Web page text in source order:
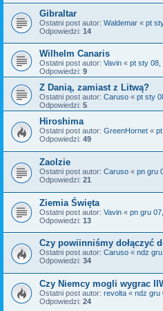
Gibraltar
Ostatni post autor: Waldemar « pt
Odpowiedzi: 14
Wilhelm Canaris
Ostatni post autor: Vavin « pt sty 08,
Odpowiedzi: 9
Z Danią, zamiast z Litwą?
Ostatni post autor: Caruso « pt sty
Odpowiedzi: 5
Hiroshima
Ostatni post autor: GreenHornet «
Odpowiedzi: 49
Zaolzie
Ostatni post autor: Caruso « pn gru
Odpowiedzi: 21
Ziemia Święta
Ostatni post autor: Vavin « pn gru
Odpowiedzi: 13
Czy powiinniśmy dołączyć
Ostatni post autor: Caruso « ndz
Odpowiedzi: 34
Czy Niemcy mogli wygrac
Ostatni post autor: revolta « ndz gru
Odpowiedzi: 24